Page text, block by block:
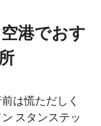
港でおす
は慌ただしく
スタンステッ